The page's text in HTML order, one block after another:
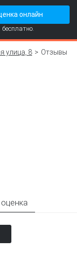
онлайн
бесплатно.
улица, 8 Отзывы